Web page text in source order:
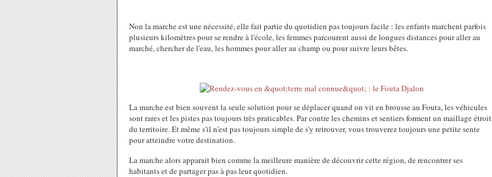
Non la marche est une nécessité, elle fait partie du quotidien pas toujours facile : les enfants marchent parfois
plusieurs kilomètres pour se rendre à l'école, les femmes parcourent aussi de longues distances pour aller au
marché, chercher de l'eau, les hommes pour aller au champ ou pour suivre leurs bêtes.
La marche est bien souvent la seule solution pour se déplacer quand on vit en brousse au Fouta, les véhicules
sont rares et les pistes pas toujours très praticables. Par contre les chemins et sentiers forment un maillage étroit
du territoire. Et même s'il n'est pas toujours simple de s'y retrouver, vous trouverez toujours une petite sente
pour atteindre votre destination.
La marche alors apparait bien comme la meilleure manière de découvrir cette région, de rencontrer ses
habitants et de partager pas à pas leur quotidien.